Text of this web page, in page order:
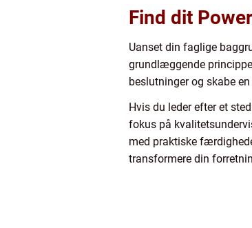
Find dit
Uanset din faglige
grundlæggende
beslutninger og skabe
Hvis du leder efter et
fokus på
med praktiske
transformere din